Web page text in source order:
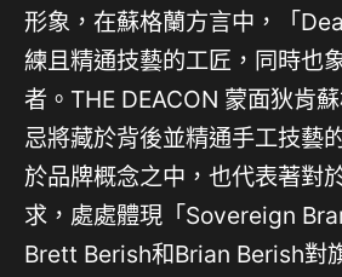
形象，在蘇格蘭方言中，「
練且精通技藝的工匠，同時也
者。THE DEACON 蒙面狄肯
忌將藏於背後並精通手工技藝
於品牌概念之中，也代表著對
求，處處體現「Sovereign
Brett Berish和Brian Berish對